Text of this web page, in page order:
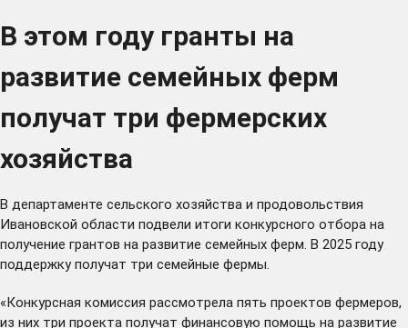
В этом году гранты на
развитие семейных ферм
получат три фермерских
хозяйства
В департаменте сельского хозяйства и продовольствия
Ивановской области подвели итоги конкурсного отбора на
получение грантов на развитие семейных ферм. В 2025 году
поддержку получат три семейные фермы.
«Конкурсная комиссия рассмотрела пять проектов фермеров,
из них три проекта получат финансовую помощь на развитие